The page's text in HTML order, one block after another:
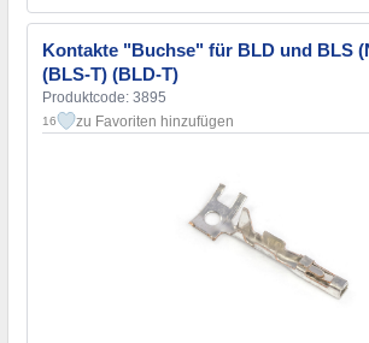
Kontakte "Buchse" für BLD und BLS
(BLS-T) (BLD-T)
Produktcode: 3895
16 zu Favoriten hinzufügen